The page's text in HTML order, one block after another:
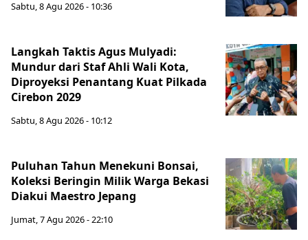
Sabtu, 8 Agu 2026 - 10:36
Langkah Taktis Agus Mulyadi:
Mundur dari Staf Ahli Wali Kota,
Diproyeksi Penantang Kuat Pilkada
Cirebon 2029
Sabtu, 8 Agu 2026 - 10:12
Puluhan Tahun Menekuni Bonsai,
Koleksi Beringin Milik Warga Bekasi
Diakui Maestro Jepang
Jumat, 7 Agu 2026 - 22:10